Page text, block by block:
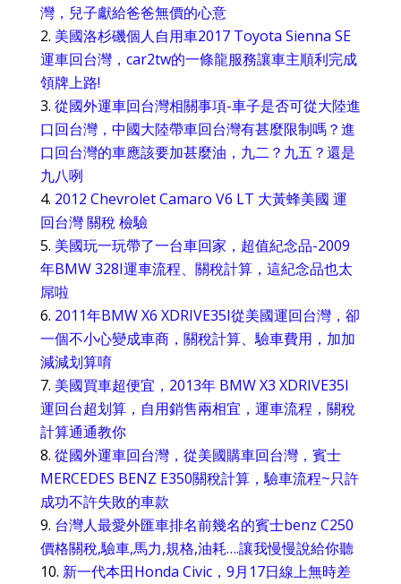
灣，兒子獻給爸爸無價的心意
美國洛杉磯個人自用車2017 Toyota Sienna SE
運車回台灣，car2tw的一條龍服務讓車主順利完成
領牌上路!
從國外運車回台灣相關事項-車子是否可從大陸進
口回台灣，中國大陸帶車回台灣有甚麼限制嗎？進
口回台灣的車應該要加甚麼油，九二？九五？還是
九八咧
2012 Chevrolet Camaro V6 LT 大黃蜂美國 運
回台灣 關稅 檢驗
美國玩一玩帶了一台車回家，超值紀念品-2009
年BMW 328I運車流程、關稅計算，這紀念品也太
屌啦
2011年BMW X6 XDRIVE35I從美國運回台灣，卻
一個不小心變成車商，關稅計算、驗車費用，加加
減減划算唷
美國買車超便宜，2013年 BMW X3 XDRIVE35I
運回台超划算，自用銷售兩相宜，運車流程，關稅
計算通通教你
從國外運車回台灣，從美國購車回台灣，賓士
MERCEDES BENZ E350關稅計算，驗車流程~只許
成功不許失敗的車款
台灣人最愛外匯車排名前幾名的賓士benz C250
價格關稅,驗車,馬力,規格,油耗….讓我慢慢說給你聽
新一代本田Honda Civic，9月17日線上無時差